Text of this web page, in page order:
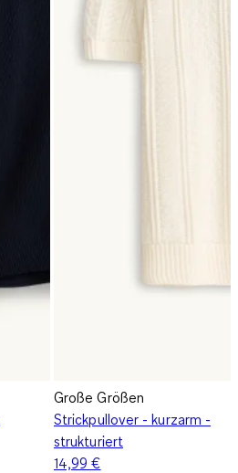
Große Größen
Strickpullover - kurzarm -
strukturiert
14,99 €